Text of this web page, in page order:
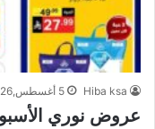
Hiba ksa 5 أغسطس,2026